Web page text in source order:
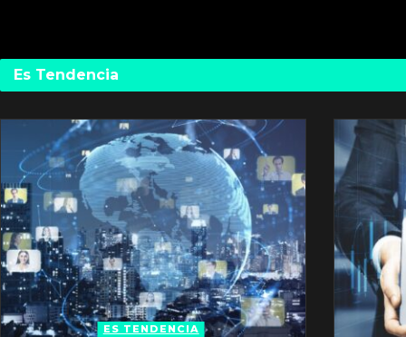
Es Tendencia
ES TENDENCIA